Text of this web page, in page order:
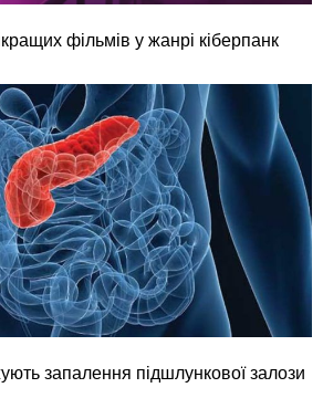
фільмів у жанрі кіберпанк
запалення підшлункової залози